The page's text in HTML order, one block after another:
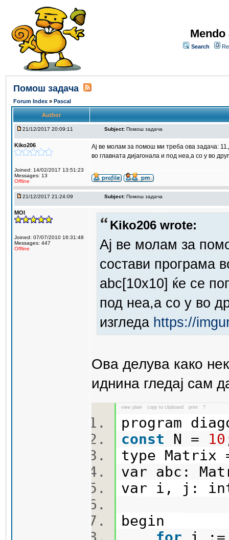
Search
Помош задача
Forum Index » Pascal
Author
21/12/2017 20:09:11 Subject: Помош задача
Kiko206
Joined: 14/02/2017 13:51:23
Messages: 13
Offline
Ај ве молам за помош ми треба ова задача:
во главната дијагонала и под неа,а со y во
21/12/2017 21:24:09 Subject: Помош задача
MOI
Joined: 07/07/2010 16:31:48
Messages: 447
Offline
Kiko206 wrote:
Ај ве молам за
состави програма
abc[10x10] ќе се
под неа,а со y во
изгледа https://
Ова делува како
иднина гледај сам
view plain copy to clipboard print ?
program
const N = 10
type Matrix
var abc:
var i, j:
begin